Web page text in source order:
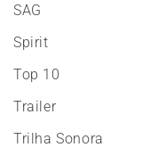
SAG
Spirit
Top 10
Trailer
Trilha Sonora